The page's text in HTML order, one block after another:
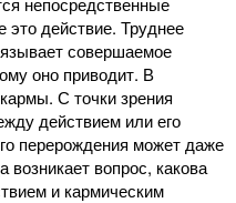
действие. Труднее
совершаемое
оно приводит. В
С точки зрения
действием или его
перерождения может даже
возникает вопрос, какова
и кармическим